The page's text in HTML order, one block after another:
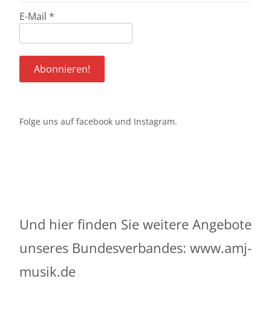
E-Mail *
Folge uns auffacebook und Instagram.
Und hier finden Sie weitere Angebote
unseres Bundesverbandes: www.amj-
musik.de